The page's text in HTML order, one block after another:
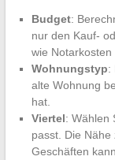
Budget:
nur den Kauf-
wie Notarkosten
Wohnungstyp:
alte Wohnung
hat.
Viertel: Wählen
passt. Die
Geschäften